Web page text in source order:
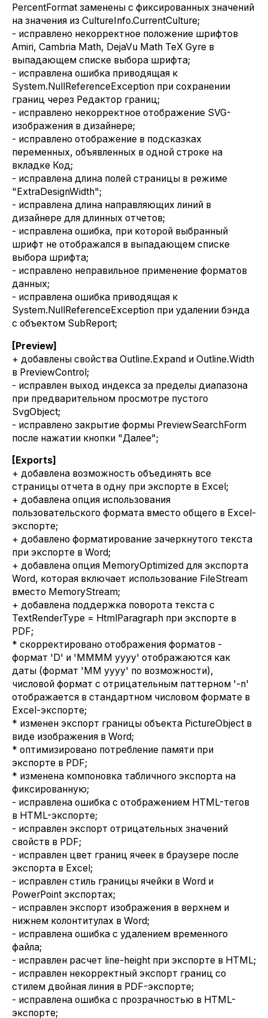
PercentFormat заменены с фиксированных значений
на значения из CultureInfo.CurrentCulture;
- исправлено некорректное положение шрифтов
Amiri, Cambria Math, DejaVu Math TeX Gyre в
выпадающем списке выбора шрифта;
- исправлена ошибка приводящая к
System.NullReferenceException при сохранении
границ через Редактор границ;
- исправлено некорректное отображение SVG-
изображения в дизайнере;
- исправлено отображение в подсказках
переменных, объявленных в одной строке на
вкладке Код;
- исправлена длина полей страницы в режиме
"ExtraDesignWidth";
- исправлена длина направляющих линий в
дизайнере для длинных отчетов;
- исправлена ошибка, при которой выбранный
шрифт не отображался в выпадающем списке
выбора шрифта;
- исправлено неправильное применение форматов
данных;
- исправлена ошибка приводящая к
System.NullReferenceException при удалении бэнда
с объектом SubReport;
[Preview]
+ добавлены свойства Outline.Expand и Outline.Width
в PreviewControl;
- исправлен выход индекса за пределы диапазона
при предварительном просмотре пустого
SvgObject;
- исправлено закрытие формы PreviewSearchForm
после нажатии кнопки "Далее";
[Exports]
+ добавлена возможность объединять все
страницы отчета в одну при экспорте в Excel;
+ добавлена опция использования
пользовательского формата вместо общего в Excel-
экспорте;
+ добавлено форматирование зачеркнутого текста
при экспорте в Word;
+ добавлена опция MemoryOptimized для экспорта
Word, которая включает использование FileStream
вместо MemoryStream;
+ добавлена поддержка поворота текста с
TextRenderType = HtmlParagraph при экспорте в
PDF;
* скорректировано отображения форматов -
формат 'D' и 'MMMM yyyy' отображаются как
даты (формат 'MM yyyy' по возможности),
числовой формат с отрицательным паттерном '-n'
отображается в стандартном числовом формате в
Excel-экспорте;
* изменен экспорт границы объекта PictureObject в
виде изображения в Word;
* оптимизировано потребление памяти при
экспорте в PDF;
* изменена компоновка табличного экспорта на
фиксированную;
- исправлена ошибка с отображением HTML-тегов
в HTML-экспорте;
- исправлен экспорт отрицательных значений
свойств в PDF;
- исправлен цвет границ ячеек в браузере после
экспорта в Excel;
- исправлен стиль границы ячейки в Word и
PowerPoint экспортах;
- исправлен экспорт изображения в верхнем и
нижнем колонтитулах в Word;
- исправлена ошибка с удалением временного
файла;
- исправлен расчет line-height при экспорте в HTML;
- исправлен некорректный экспорт границ со
стилем двойная линия в PDF-экспорте;
- исправлена ошибка с прозрачностью в HTML-
экспорте;